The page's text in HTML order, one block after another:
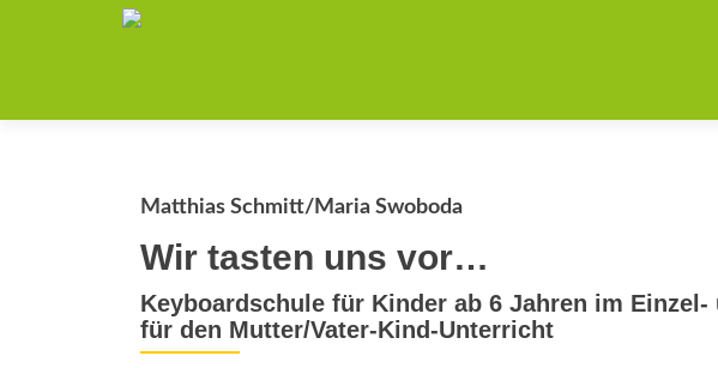
Matthias Schmitt/Maria Swoboda
Wir tasten uns vor…
Keyboardschule für Kinder ab 6 Jahren im
für den Mutter/Vater-Kind-Unterricht